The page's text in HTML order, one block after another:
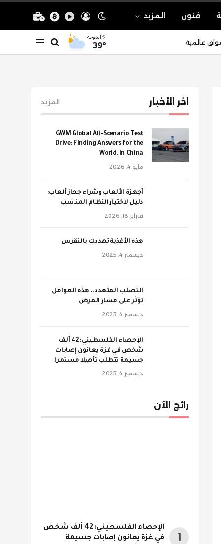
فنون المزيد
عالمية الدوحة
39°
اخر الأخبار المزيد
GWM Global All-Scenario Test
Drive: Finding Answers for the
World, in China
مايو 4, 2026
أجهزة الألعاب وشراء جهاز ألعاب:
دليل لاختيار النظام المناسب
فبراير 18, 2026
‫هذه الأغذية تهددك بالنقرس
ديسمبر 4, 2025
‫التصلب المتعدد.. هذه العوامل
تؤثر على مسار المرض
ديسمبر 4, 2025
الإحصاء الفلسطيني: 42 ألف
شخص في غزة يعانون إصابات
جسيمة تتطلب تأهيلا مستمرا
ديسمبر 4, 2025
رائج الآن
الإحصاء الفلسطيني: 42 ألف شخص
في غزة يعانون إصابات جسيمة